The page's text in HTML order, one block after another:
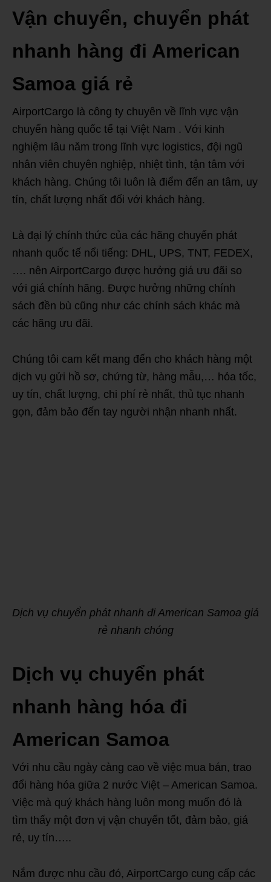
Vận chuyển, chuyển phát
nhanh hàng đi American
Samoa giá rẻ
AirportCargo là công ty chuyên về lĩnh vực vận
chuyển hàng quốc tế tại Việt Nam . Với kinh
nghiệm lâu năm trong lĩnh vực logistics, đội ngũ
nhân viên chuyên nghiệp, nhiệt tình, tận tâm với
khách hàng. Chúng tôi luôn là điểm đến an tâm, uy
tín, chất lượng nhất đối với khách hàng.
Là đại lý chính thức của các hãng chuyển phát
nhanh quốc tế nổi tiếng: DHL, UPS, TNT, FEDEX,
…. nên AirportCargo được hưởng giá ưu đãi so
với giá chính hãng. Được hưởng những chính
sách đền bù cũng như các chính sách khác mà
các hãng ưu đãi.
Chúng tôi cam kết mang đến cho khách hàng một
dịch vụ gửi hồ sơ, chứng từ, hàng mẫu,… hỏa tốc,
uy tín, chất lượng, chi phí rẻ nhất, thủ tục nhanh
gọn, đảm bảo đến tay người nhận nhanh nhất.
Dịch vụ chuyển phát nhanh đi American Samoa giá
rẻ nhanh chóng
Dịch vụ chuyển phát
nhanh hàng hóa đi
American Samoa
Với nhu cầu ngày càng cao về việc mua bán, trao
đổi hàng hóa giữa 2 nước Việt – American Samoa.
Việc mà quý khách hàng luôn mong muốn đó là
tìm thấy một đơn vị vận chuyển tốt, đảm bảo, giá
rẻ, uy tín…..
Nắm được nhu cầu đó, AirportCargo cung cấp các